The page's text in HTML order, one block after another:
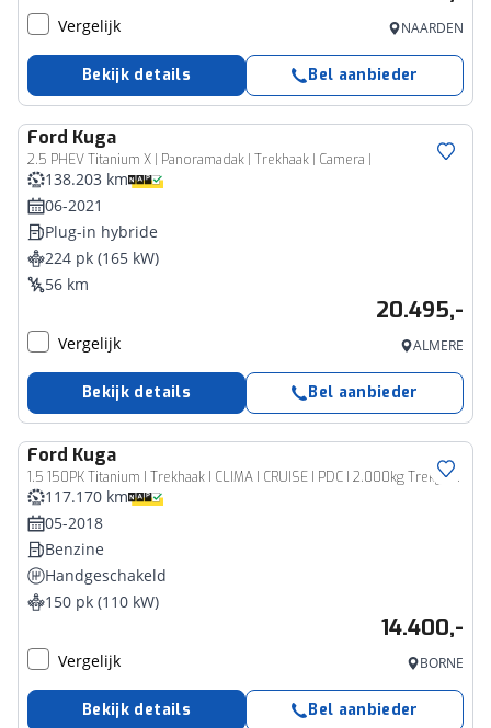
Vergelijk NAARDEN
Bekijk details Bel aanbieder
Ford Kuga
2.5 PHEV Titanium X | Panoramadak | Trekhaak | Camera |
138.203 km
06-2021
Plug-in hybride
224 pk (165 kW)
56 km
20.495,-
Vergelijk ALMERE
Bekijk details Bel aanbieder
Ford Kuga
1.5 150PK Titanium I Trekhaak I CLIMA I CRUISE I PDC I 2.000kg Trekgewicht !
117.170 km
05-2018
Benzine
Handgeschakeld
150 pk (110 kW)
14.400,-
Vergelijk BORNE
Bekijk details Bel aanbieder